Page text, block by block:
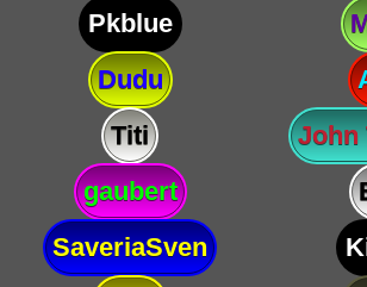
Pkblue
Dudu
Titi
John
gaubert
SaveriaSven